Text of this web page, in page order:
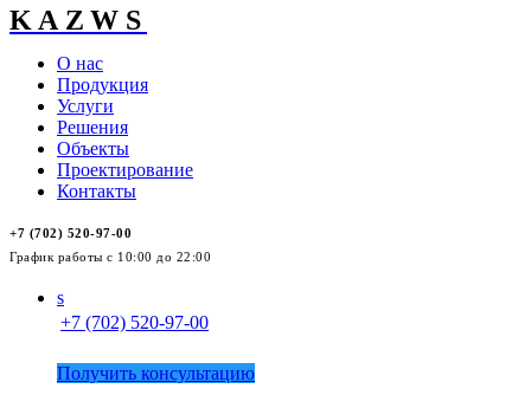
KAZWS
О нас
Продукция
Услуги
Решения
Объекты
Проектирование
Контакты
+7 (702) 520-97-00
График работы с 10:00 до 22:00
s
+7 (702) 520-97-00
Получить консультацию